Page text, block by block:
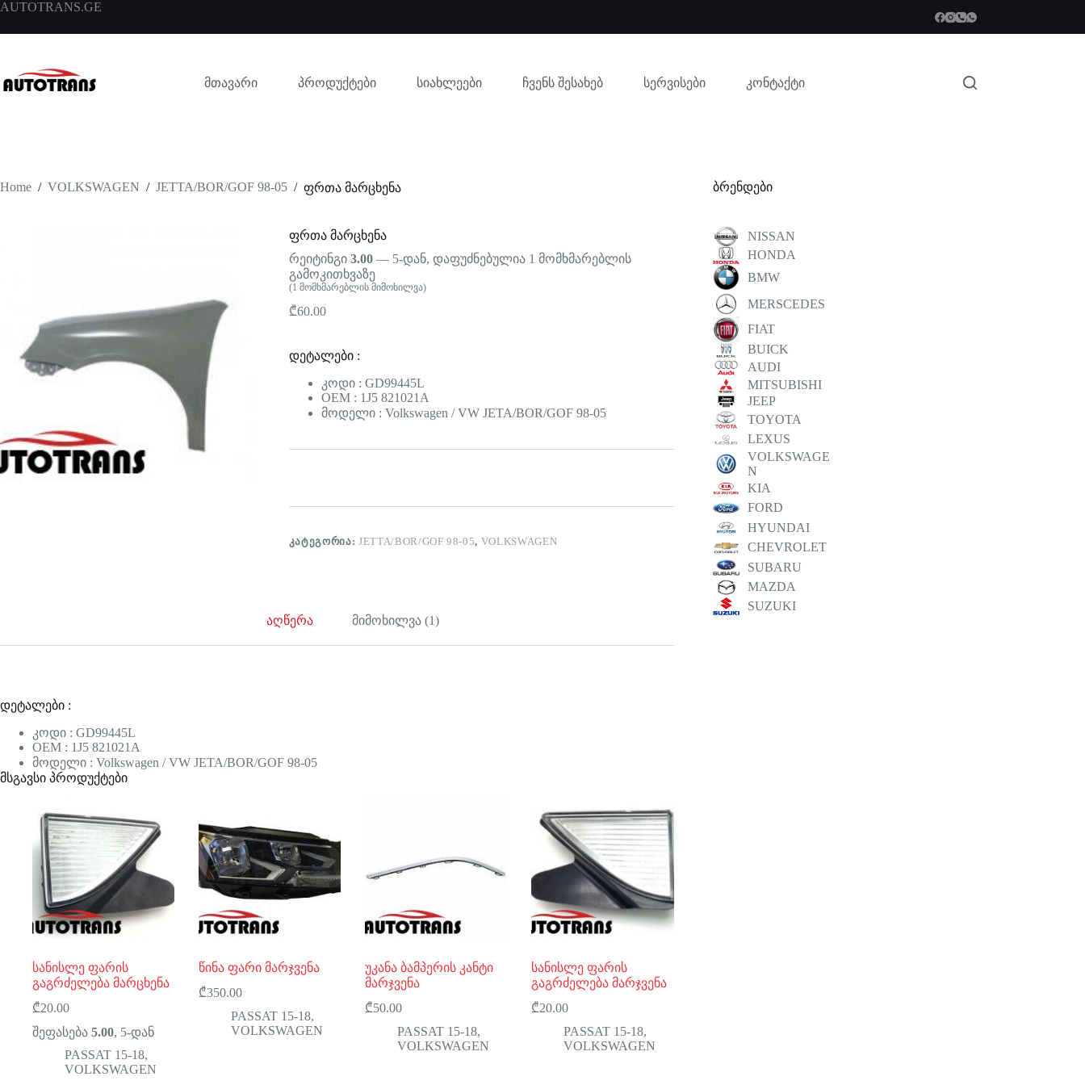
AUTOTRANS.GE
მთავარი პროდუქტები სიახლეები ჩვენს შესახებ სერვისები კონტაქტი
Home / VOLKSWAGEN / JETTA/BOR/GOF 98-05 / ფრთა მარცხენა
ფრთა მარცხენა
რეიტინგი 3.00— 5-დან, დაფუძნებულია 1 მომხმარებლის
გამოკითხვაზე
(1 მომხმარებლის მიმოხილვა)
₾60.00
დეტალები :
კოდი : GD99445L
OEM : 1J5 821021A
მოდელი : Volkswagen / VW JETA/BOR/GOF 98-05
ᲙᲐᲢᲔᲒᲝᲠᲘᲐ: JETTA/BOR/GOF 98-05, VOLKSWAGEN
აღწერა მიმოხილვა (1)
დეტალები :
კოდი : GD99445L
OEM : 1J5 821021A
მოდელი : Volkswagen / VW JETA/BOR/GOF 98-05
მსგავსი პროდუქტები
სანისლე ფარის
გაგრძელება მარცხენა
₾20.00
შეფასება 5.00, 5-დან
PASSAT 15-18,
VOLKSWAGEN
წინა ფარი მარჯვენა
₾350.00
PASSAT 15-18,
VOLKSWAGEN
უკანა ბამპერის კანტი
მარჯვენა
₾50.00
PASSAT 15-18,
VOLKSWAGEN
სანისლე ფარის
გაგრძელება მარჯვენა
₾20.00
PASSAT 15-18,
VOLKSWAGEN
ბრენდები
NISSAN
HONDA
BMW
MERSCEDES
FIAT
BUICK
AUDI
MITSUBISHI
JEEP
TOYOTA
LEXUS
VOLKSWAGE
N
KIA
FORD
HYUNDAI
CHEVROLET
SUBARU
MAZDA
SUZUKI